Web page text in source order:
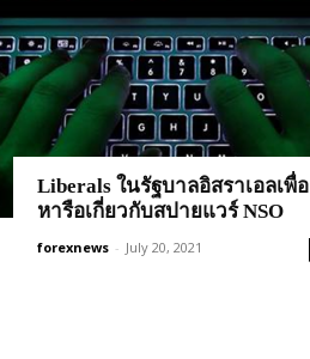
Liberals ในรัฐบาลอิสราเอลเพื่อ
หารือเกี่ยวกับสปายแวร์ NSO
forexnews - July 20, 2021